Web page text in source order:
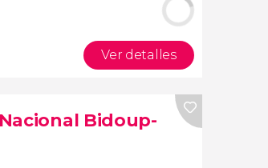
Ver detalles
Bidoup-